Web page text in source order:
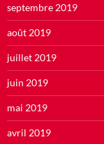
septembre 2019
août 2019
juillet 2019
juin 2019
mai 2019
avril 2019